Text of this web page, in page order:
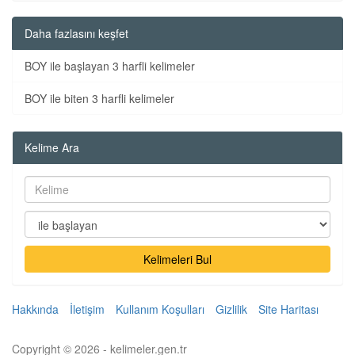
Daha fazlasını keşfet
BOY ile başlayan 3 harfli kelimeler
BOY ile biten 3 harfli kelimeler
Kelime Ara
Kelimeleri Bul
Hakkında İletişim Kullanım Koşulları Gizlilik Site Haritası
Copyright © 2026 - kelimeler.gen.tr